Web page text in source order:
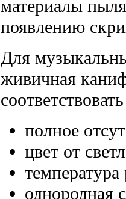
материалы
появлению
Для
живичная
полное
цвет от
однородная